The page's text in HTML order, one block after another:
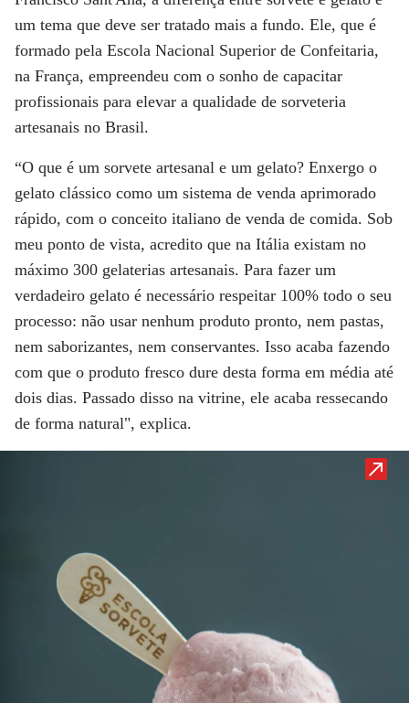
um tema que deve ser tratado mais a fundo. Ele, que é
formado pela Escola Nacional Superior de Confeitaria,
na França, empreendeu com o sonho de capacitar
profissionais para elevar a qualidade de sorveteria
artesanais no Brasil.
“O que é um sorvete artesanal e um gelato? Enxergo o
gelato clássico como um sistema de venda aprimorado
rápido, com o conceito italiano de venda de comida. Sob
meu ponto de vista, acredito que na Itália existam no
máximo 300 gelaterias artesanais. Para fazer um
verdadeiro gelato é necessário respeitar 100% todo o seu
processo: não usar nenhum produto pronto, nem pastas,
nem saborizantes, nem conservantes. Isso acaba fazendo
com que o produto fresco dure desta forma em média até
dois dias. Passado disso na vitrine, ele acaba ressecando
de forma natural", explica.